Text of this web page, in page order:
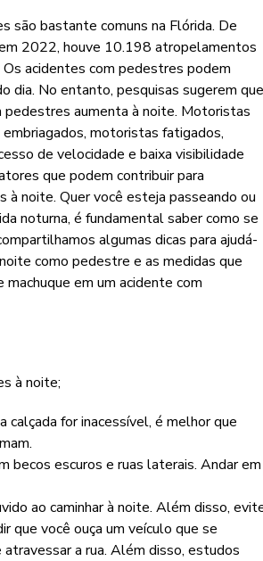
são bastante comuns na Flórida. De
2022, houve 10.198 atropelamentos
acidentes com pedestres podem
dia. No entanto, pesquisas sugerem que
pedestres aumenta à noite. Motoristas
motoristas fatigados,
de velocidade e baixa visibilidade
que podem contribuir para
à noite. Quer você esteja passeando ou
noturna, é fundamental saber como se
algumas dicas para ajudá-
como pedestre e as medidas que
em um acidente com
à noite;
calçada for inacessível, é melhor que
becos escuros e ruas laterais. Andar em
ao caminhar à noite. Além disso,
que você ouça um veículo que se
a rua. Além disso, estudos